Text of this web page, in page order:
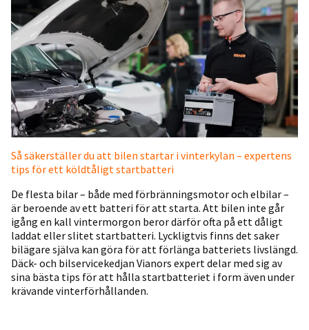
Så säkerställer du att bilen startar i vinterkylan – expertens
tips för ett köldtåligt startbatteri
De flesta bilar – både med förbränningsmotor och elbilar –
är beroende av ett batteri för att starta. Att bilen inte går
igång en kall vintermorgon beror därför ofta på ett dåligt
laddat eller slitet startbatteri. Lyckligtvis finns det saker
bilägare själva kan göra för att förlänga batteriets livslängd.
Däck- och bilservicekedjan Vianors expert delar med sig av
sina bästa tips för att hålla startbatteriet i form även under
krävande vinterförhållanden.